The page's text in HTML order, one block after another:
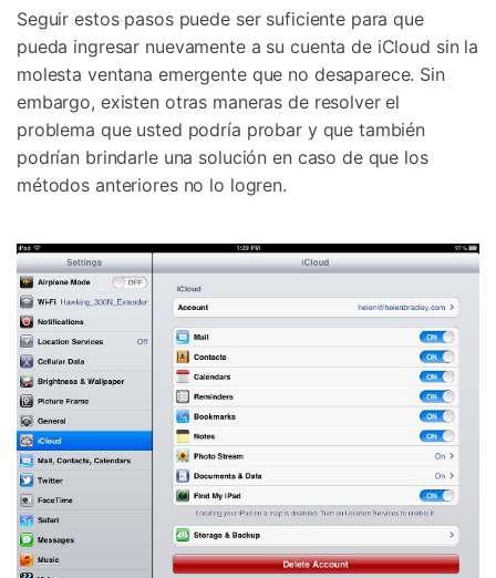
Seguir estos pasos puede ser suficiente para que
pueda ingresar nuevamente a su cuenta de iCloud sin la
molesta ventana emergente que no desaparece. Sin
embargo, existen otras maneras de resolver el
problema que usted podría probar y que también
podrían brindarle una solución en caso de que los
métodos anteriores no lo logren.